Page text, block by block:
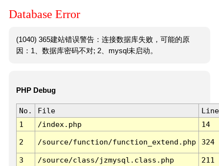
Database Error
(1040) 365建站错误警告：连接数据库失败，可能的原
因：1、数据库密码不对; 2、mysql未启动。
PHP Debug
No. File
Line
1
/index.php 14
2 /source/function/function_extend.php 324
3 /source/class/jzmysql.class.php
211